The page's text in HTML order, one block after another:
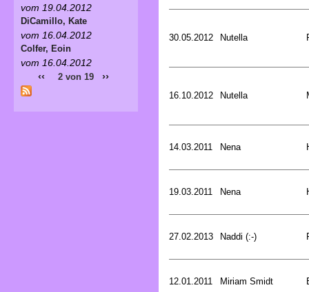
30.05.2012 Nutella
16.10.2012 Nutella
14.03.2011 Nena
19.03.2011 Nena
27.02.2013 Naddi (:-)
12.01.2011 Miriam Smidt
vom 19.04.2012
DiCamillo, Kate
vom 16.04.2012
Colfer, Eoin
vom 16.04.2012
‹‹ 2 von 19 ››